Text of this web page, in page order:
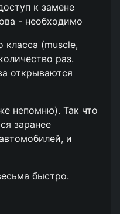
к замене
- необходимо
класса (muscle,
раз.
открываются
непомню). Так что
заранее
и
быстро.